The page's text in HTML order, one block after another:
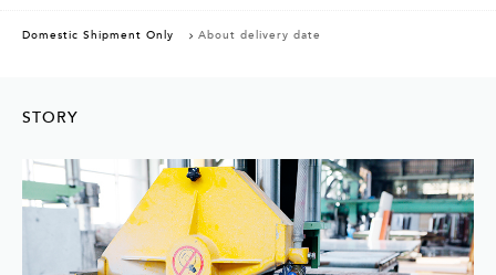
Domestic Shipment Only About delivery date
STORY